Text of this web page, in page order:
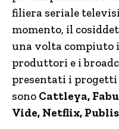
filiera seriale
momento, il
una volta compiuto
produttori e i
presentati i progetti
sono Cattleya,
Vide, Netflix,